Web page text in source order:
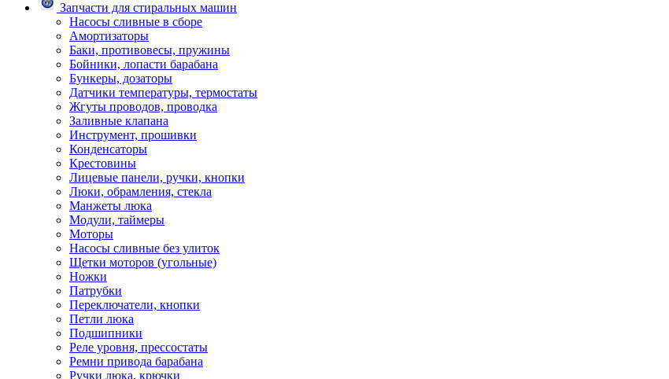
Запчасти для стиральных машин
Насосы сливные в сборе
Амортизаторы
Баки, противовесы, пружины
Бойники, лопасти барабана
Бункеры, дозаторы
Датчики температуры, термостаты
Жгуты проводов, проводка
Заливные клапана
Инструмент, прошивки
Конденсаторы
Крестовины
Лицевые панели, ручки, кнопки
Люки, обрамления, стекла
Манжеты люка
Модули, таймеры
Моторы
Насосы сливные без улиток
Щетки моторов (угольные)
Ножки
Патрубки
Переключатели, кнопки
Петли люка
Подшипники
Реле уровня, прессостаты
Ремни привода барабана
Ручки люка, крючки